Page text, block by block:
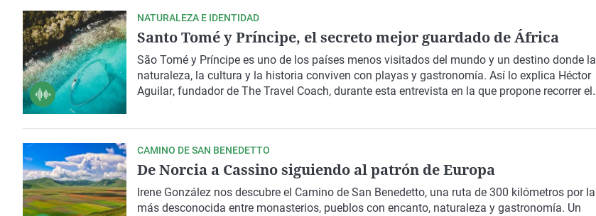
NATURALEZA E IDENTIDAD
Santo Tomé y Príncipe, el secreto mejor guardado de África
São Tomé y Príncipe es uno de los países menos visitados del mundo y un destino donde la
naturaleza, la cultura y la historia conviven con playas y gastronomía. Así lo explica Héctor
Aguilar, fundador de The Travel Coach, durante esta entrevista en la que propone recorrer el
CAMINO DE SAN BENEDETTO
De Norcia a Cassino siguiendo al patrón de Europa
Irene González nos descubre el Camino de San Benedetto, una ruta de 300 kilómetros por la
más desconocida entre monasterios, pueblos con encanto, naturaleza y gastronomía. Un